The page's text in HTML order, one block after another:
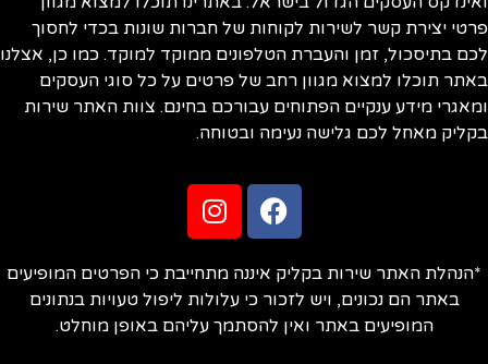
יצירת קשר לשירות לקוחות של חברות שונות בכדי לחסוך
בתיסכול, זמן והעברת הטלפונים ממוקד למוקד. כמו כן, אצלנו
תוכלו למצוא מגוון רחב של פרטים על כל סוגי העסקים
מידע ענקיים הפתוחים עבורכם בחינם. צוות האתר שירות
מאחל לכם גלישה נעימה ובטוחה.
האתר שירות בקליק איננה מתחייבת כי הפרטים המופיעים
באתר הם נכונים, ויש לזכור כי עלולות ליפול טעויות בנתונים
המופיעים באתר ואין להסתמך עליהם באופן מוחלט.